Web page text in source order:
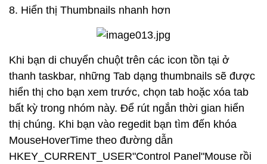
8. Hiển thị Thumbnails nhanh hơn
Khi bạn di chuyển chuột trên các icon tồn tại ở
thanh taskbar, những Tab dạng thumbnails sẽ được
hiển thị cho bạn xem trước, chọn tab hoặc xóa tab
bất kỳ trong nhóm này. Để rút ngắn thời gian hiển
thị chúng. Khi bạn vào regedit bạn tìm đến khóa
MouseHoverTime theo đường dẫn
HKEY_CURRENT_USER"Control Panel"Mouse rồi